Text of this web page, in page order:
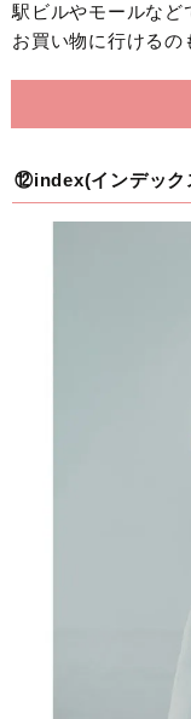
駅ビルやモールなど
お買い物に行けるの
⑫index(インデック